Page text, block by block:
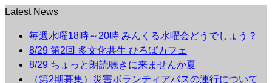
Latest News
毎週水曜18時～20時 みんくる水曜会どうでしょう？
8/29 第2回 多文化共生 ひろばカフェ
8/29 ちょっと朗読聴きに来ませんか夏
（第2期募集）災害ボランティアバスの運行について